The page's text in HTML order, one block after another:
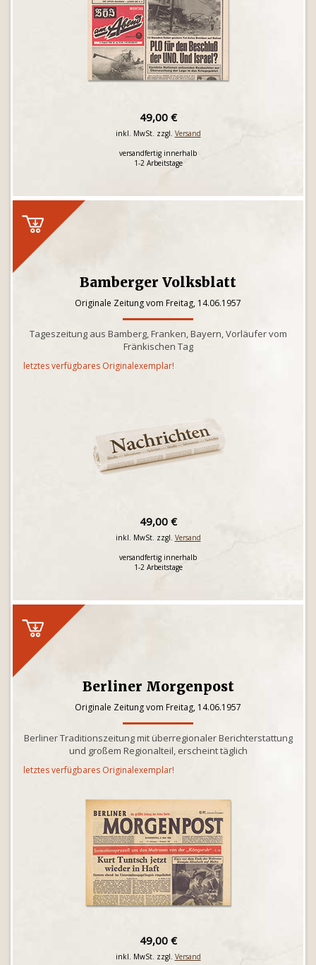
49,00 €
inkl. MwSt. zzgl. Versand
versandfertig innerhalb
1-2 Arbeitstage
Bamberger Volksblatt
Originale Zeitung vom Freitag, 14.06.1957
Tageszeitung aus Bamberg, Franken, Bayern, Vorläufer vom
Fränkischen Tag
letztes verfügbares Originalexemplar!
49,00 €
inkl. MwSt. zzgl. Versand
versandfertig innerhalb
1-2 Arbeitstage
Berliner Morgenpost
Originale Zeitung vom Freitag, 14.06.1957
Berliner Traditionszeitung mit überregionaler Berichterstattung
und großem Regionalteil, erscheint täglich
letztes verfügbares Originalexemplar!
49,00 €
inkl. MwSt. zzgl. Versand